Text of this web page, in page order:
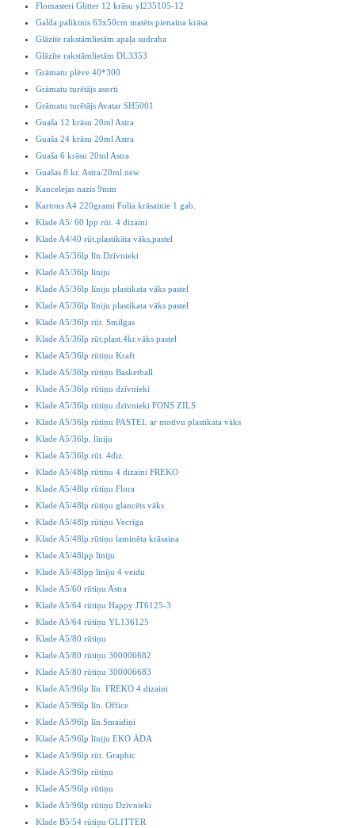
Flomasteri Glitter 12 krāsu yl235105-12
Galda paliktnis 63x50cm matēts pienaina krāsa
Glāzīte rakstāmlietām apaļa sudraba
Glāzīte rakstāmlietām DL3353
Grāmatu plēve 40*300
Grāmatu turētājs asorti
Grāmatu turētājs Avatar SH5001
Guaša 12 krāsu 20ml Astra
Guaša 24 krāsu 20ml Astra
Guaša 6 krāsu 20ml Astra
Guašas 8 kr. Astra/20ml new
Kancelejas nazis 9mm
Kartons A4 220grami Folia krāsainie 1 gab.
Klade A5/ 60 lpp rūt. 4 dizaini
Klade A4/40 rūt.plastikāta vāks,pastel
Klade A5/36lp līn.Dzīvnieki
Klade A5/36lp līniju
Klade A5/36lp līniju plastikata vāks pastel
Klade A5/36lp līniju plastikata vāks pastel
Klade A5/36lp rūt. Smilgas
Klade A5/36lp rūt.plast.4kr.vāks pastel
Klade A5/36lp rūtiņu Kraft
Klade A5/36lp rūtiņu Basketball
Klade A5/36lp rūtiņu dzīvnieki
Klade A5/36lp rūtiņu dzīvnieki FONS ZILS
Klade A5/36lp rūtiņu PASTEL ar motīvu plastikata vāks
Klade A5/36lp. līniju
Klade A5/36lp.rūt. 4diz.
Klade A5/48lp rūtiņu 4 dizaini FREKO
Klade A5/48lp rūtiņu Flora
Klade A5/48lp rūtiņu glancēts vāks
Klade A5/48lp rūtiņu Vecrīga
Klade A5/48lp.rūtiņu laminēta krāsaina
Klade A5/48lpp līnīju
Klade A5/48lpp līnīju 4 veidu
Klade A5/60 rūtiņu Astra
Klade A5/64 rūtiņu Happy JT6125-3
Klade A5/64 rūtiņu YL136125
Klade A5/80 rūtiņu
Klade A5/80 rūtiņu 300006682
Klade A5/80 rūtiņu 300006683
Klade A5/96lp līn. FREKO 4.dizaini
Klade A5/96lp līn. Office
Klade A5/96lp līn.Smaidiņi
Klade A5/96lp līniju EKO ĀDA
Klade A5/96lp rūt. Graphic
Klade A5/96lp rūtiņu
Klade A5/96lp rūtiņu
Klade A5/96lp rūtiņu Dzīvnieki
Klade B5/54 rūtiņu GLITTER